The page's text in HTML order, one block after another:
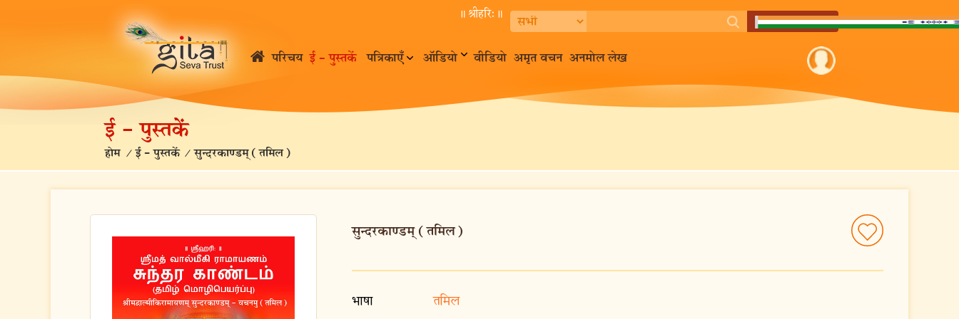
॥ श्रीहरि:॥
परिचय ई – पुस्तकें पत्रिकाएँ ऑडियो वीडियो अमृत वचन अनमोल लेख
ई – पुस्तकें
होम /ई – पुस्तकें /सुन्दरकाण्डम् (तमिल)
सुन्दरकाण्डम् (तमिल)
भाषा तमिल